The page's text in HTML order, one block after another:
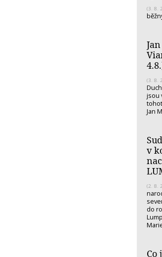
(3. 8.
(3. 8.
jsou
Jan
v
(2. 8.
do
Co